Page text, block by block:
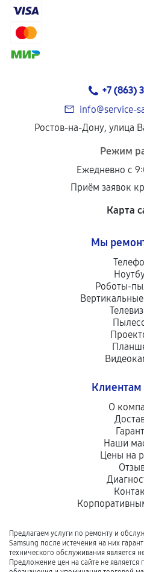
+7 (863)
info@service-
Ростов-на-Дону, улица
Режим
Ежедневно с
Приём заявок
Карта
Мы
Роботы-
Клиентам
О
Наши
Цены на
Предлагаем услуги по ремонту и
Samsung после истечения на них
технического обслуживания является
Предложение цен на сайте не